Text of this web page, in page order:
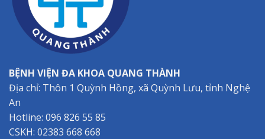
BỆNH VIỆN ĐA KHOA QUANG THÀNH
Địa chỉ: Thôn 1 Quỳnh Hồng, xã Quỳnh Lưu, tỉnh Nghệ
An
Hotline: 096 826 55 85
CSKH: 02383 668 668